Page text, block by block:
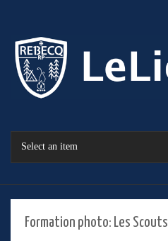
Formation photo: Les Scouts